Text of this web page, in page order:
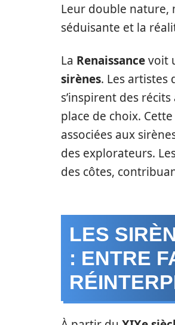
Leur double nature,
séduisante et la
La Renaissancevoit
sirènes. Les artistes
s’inspirent des
place de choix.
associées aux
des explorateurs.
des côtes,
LES
: ENTRE